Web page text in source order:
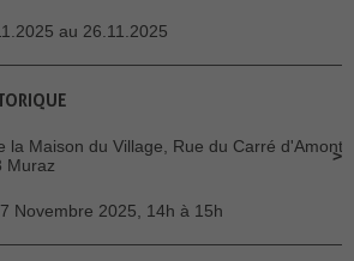
au 26.11.2025
la Maison du Village, Rue du Carré d'Amont
Muraz
Novembre 2025, 14h à 15h